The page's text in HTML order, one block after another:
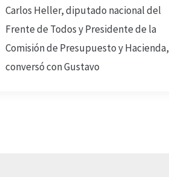
Carlos Heller, diputado nacional del
Frente de Todos y Presidente de la
Comisión de Presupuesto y Hacienda,
conversó con Gustavo